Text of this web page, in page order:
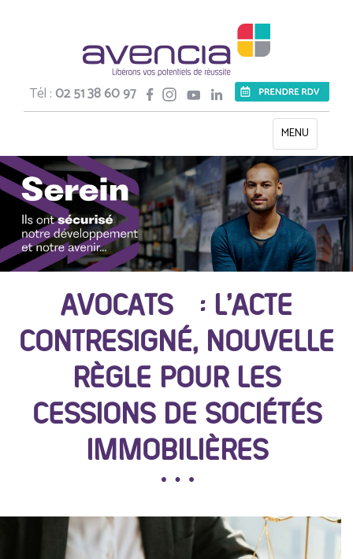
Tél :02 51 38 60 97
Toggle
navigation
MENU
AVOCATS : L’ACTE
CONTRESIGNÉ, NOUVELLE
RÈGLE POUR LES
CESSIONS DE SOCIÉTÉS
IMMOBILIÈRES